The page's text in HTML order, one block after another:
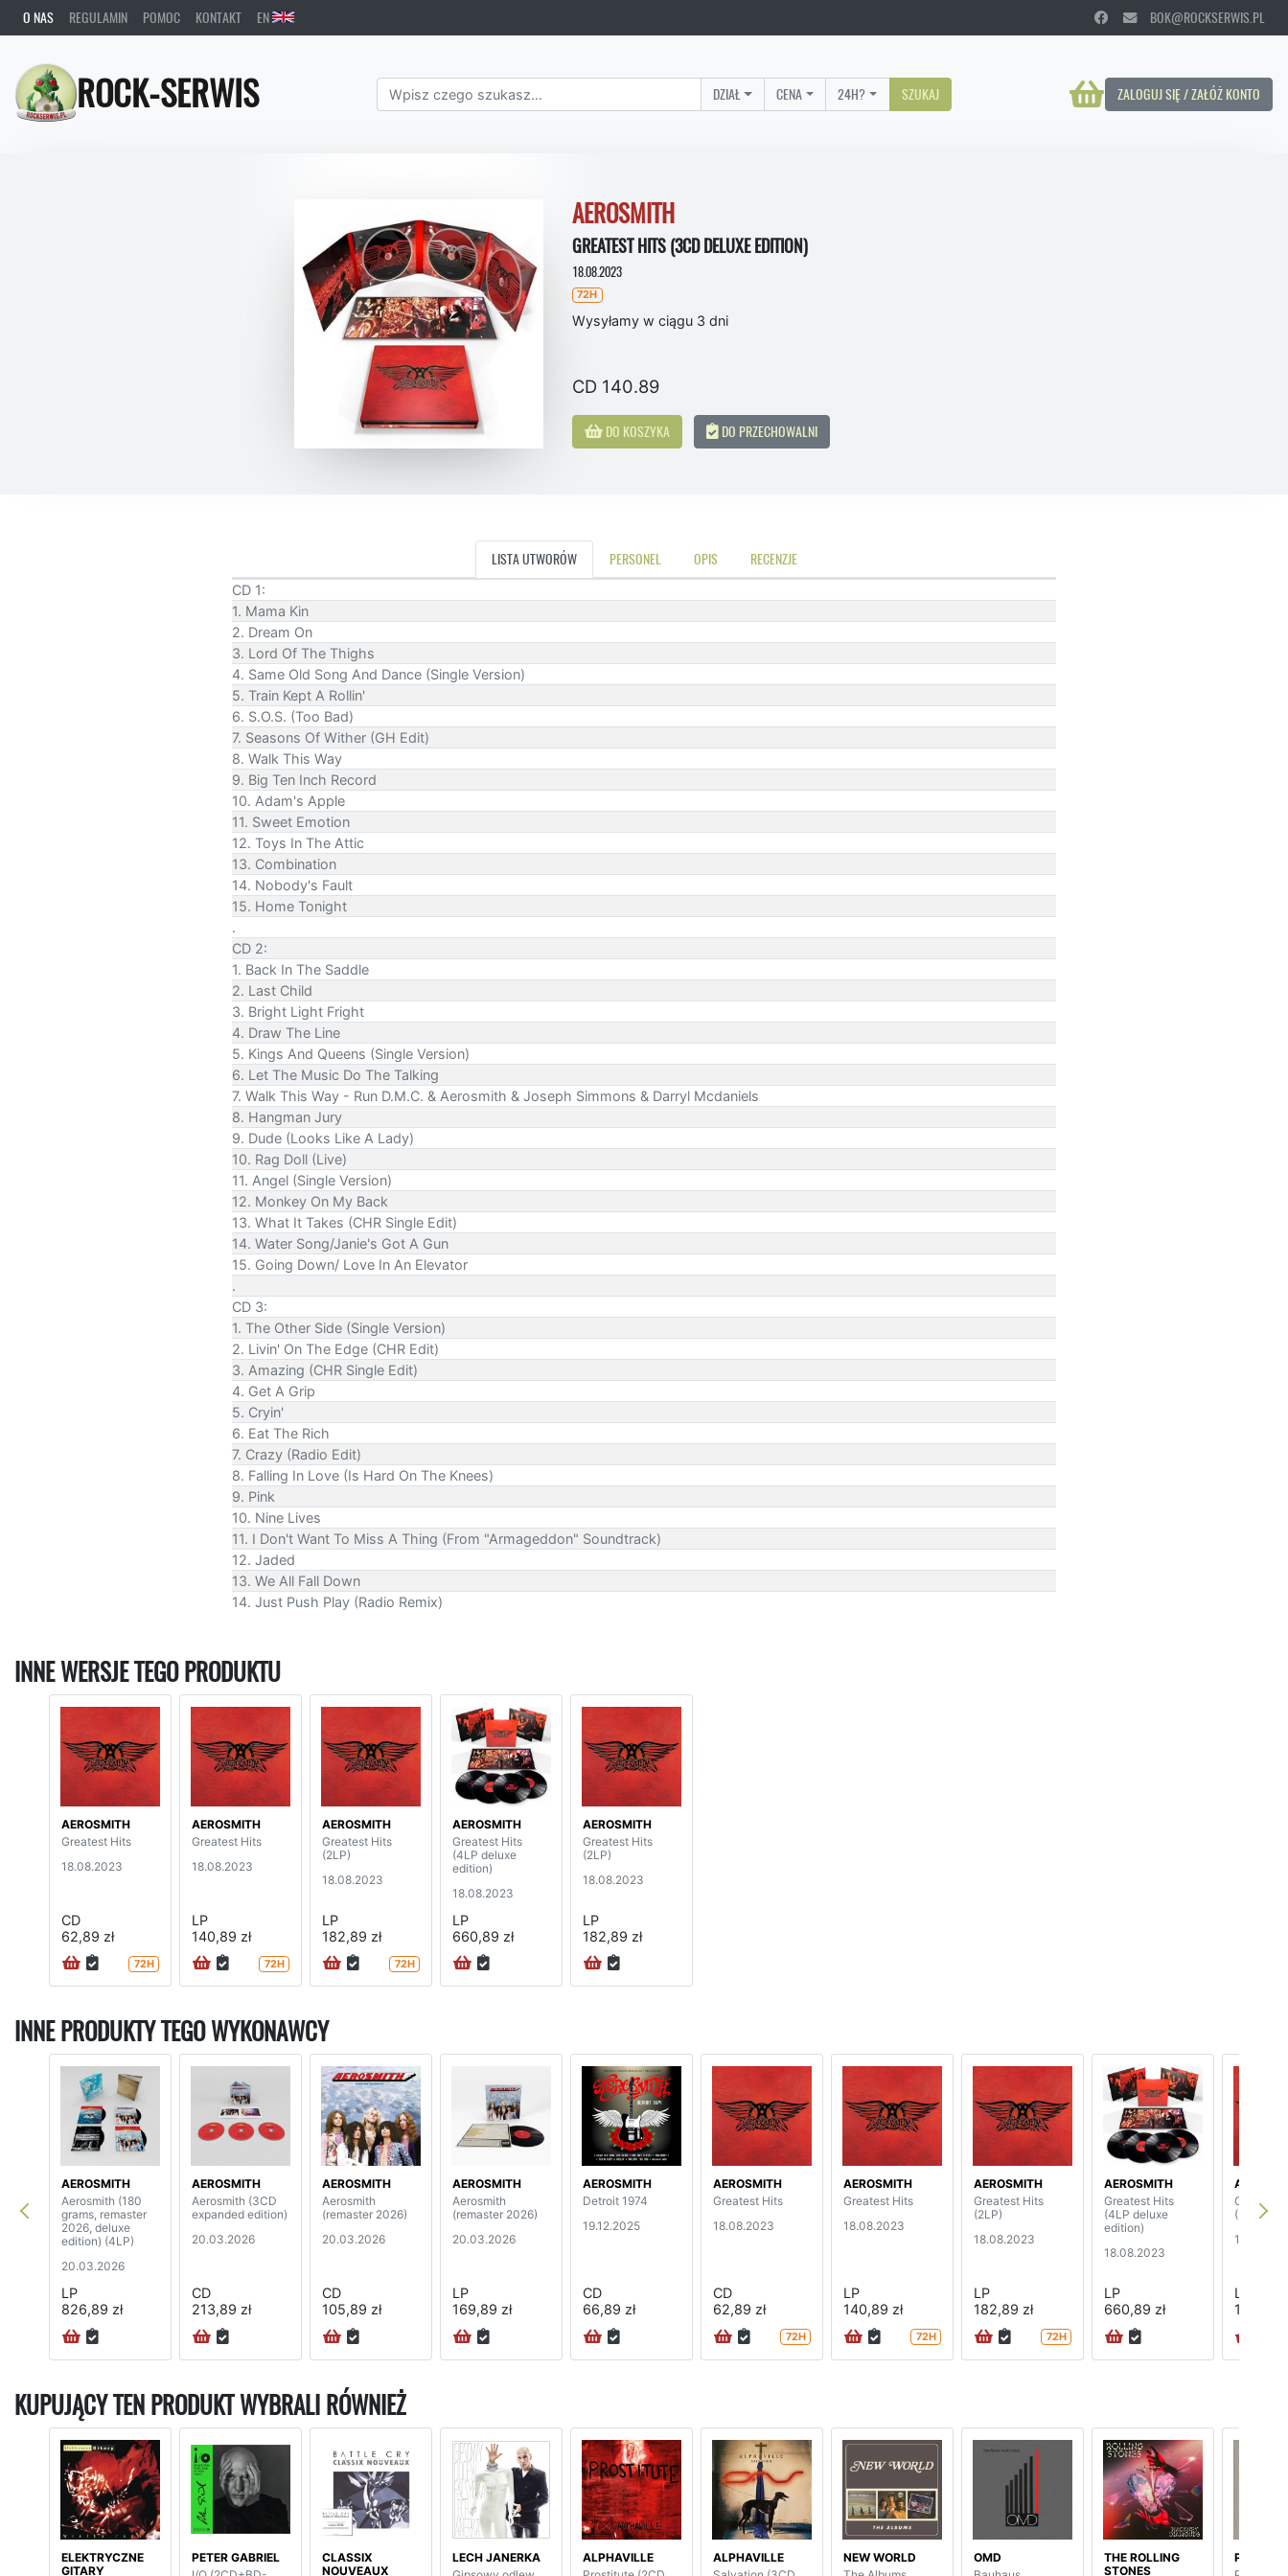
O NAS REGULAMIN POMOC KONTAKT EN BOK@ROCKSERWIS.PL
ROCK-SERWIS ZALOGUJ SIĘ / ZAŁÓŻ KONTO
DZIAŁ CENA 24H? SZUKAJ
AEROSMITH
GREATEST HITS (3CD DELUXE EDITION)
18.08.2023
72H
Wysyłamy w ciągu 3 dni
CD 140.89
DO KOSZYKA DO PRZECHOWALNI
LISTA UTWORÓW PERSONEL OPIS RECENZJE
CD 1:
1. Mama Kin
2. Dream On
3. Lord Of The Thighs
4. Same Old Song And Dance (Single Version)
5. Train Kept A Rollin'
6. S.O.S. (Too Bad)
7. Seasons Of Wither (GH Edit)
8. Walk This Way
9. Big Ten Inch Record
10. Adam's Apple
11. Sweet Emotion
12. Toys In The Attic
13. Combination
14. Nobody's Fault
15. Home Tonight
.
CD 2:
1. Back In The Saddle
2. Last Child
3. Bright Light Fright
4. Draw The Line
5. Kings And Queens (Single Version)
6. Let The Music Do The Talking
7. Walk This Way - Run D.M.C. & Aerosmith & Joseph Simmons & Darryl Mcdaniels
8. Hangman Jury
9. Dude (Looks Like A Lady)
10. Rag Doll (Live)
11. Angel (Single Version)
12. Monkey On My Back
13. What It Takes (CHR Single Edit)
14. Water Song/Janie's Got A Gun
15. Going Down/ Love In An Elevator
.
CD 3:
1. The Other Side (Single Version)
2. Livin' On The Edge (CHR Edit)
3. Amazing (CHR Single Edit)
4. Get A Grip
5. Cryin'
6. Eat The Rich
7. Crazy (Radio Edit)
8. Falling In Love (Is Hard On The Knees)
9. Pink
10. Nine Lives
11. I Don't Want To Miss A Thing (From "Armageddon" Soundtrack)
12. Jaded
13. We All Fall Down
14. Just Push Play (Radio Remix)
INNE WERSJE TEGO PRODUKTU
AEROSMITH
Greatest Hits
18.08.2023
CD
62,89 zł
72H
AEROSMITH
Greatest Hits
18.08.2023
LP
140,89 zł
72H
AEROSMITH
Greatest Hits
(2LP)
18.08.2023
LP
182,89 zł
72H
AEROSMITH
Greatest Hits
(4LP deluxe
edition)
18.08.2023
LP
660,89 zł
AEROSMITH
Greatest Hits
(2LP)
18.08.2023
LP
182,89 zł
INNE PRODUKTY TEGO WYKONAWCY
AEROSMITH
Aerosmith (180
grams, remaster
2026, deluxe
edition) (4LP)
20.03.2026
LP
826,89 zł
AEROSMITH
Aerosmith (3CD
expanded edition)
20.03.2026
CD
213,89 zł
AEROSMITH
Aerosmith
(remaster 2026)
20.03.2026
CD
105,89 zł
AEROSMITH
Aerosmith
(remaster 2026)
20.03.2026
LP
169,89 zł
AEROSMITH
Detroit 1974
19.12.2025
CD
66,89 zł
AEROSMITH
Greatest Hits
18.08.2023
CD
62,89 zł
72H
AEROSMITH
Greatest Hits
18.08.2023
LP
140,89 zł
72H
AEROSMITH
Greatest Hits
(2LP)
18.08.2023
LP
182,89 zł
72H
AEROSMITH
Greatest Hits
(4LP deluxe
edition)
18.08.2023
LP
660,89 zł
Greatest
(2LP)
LP
182,89
KUPUJĄCY TEN PRODUKT WYBRALI RÓWNIEŻ
ELEKTRYCZNE
GITARY
PETER GABRIEL
CLASSIX
NOUVEAUX
LECH JANERKA
ALPHAVILLE
ALPHAVILLE
NEW WORLD
OMD
THE ROLLING
STONES
PROCOL